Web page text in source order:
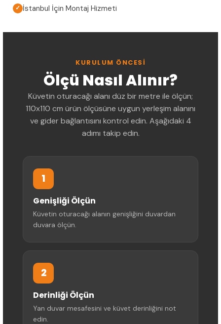
✓ İstanbul İçin Montaj Hizmeti
KURULUM ÖNCESI
Ölçü Nasıl Alınır?
Küvetin oturacağı alanı düz bir metre ile ölçün;
110x110 cm ürün ölçüsüne uygun yerleşim alanını
ve gider bağlantısını kontrol edin. Aşağıdaki 4
adımı takip edin.
1
Genişliği Ölçün
Küvetin oturacağı alanın genişliğini duvardan
duvara ölçün.
2
Derinliği Ölçün
Yan duvar mesafesini ve küvet derinliğini not
edin.